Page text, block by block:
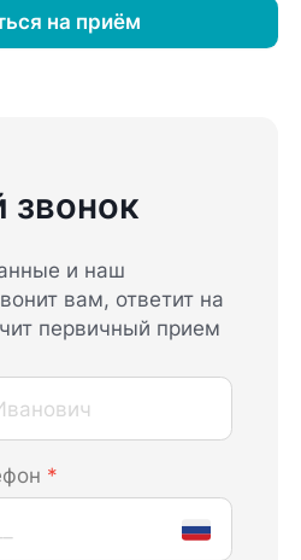
на приём
звонок
и наш
вам, ответит на
первичный прием
*